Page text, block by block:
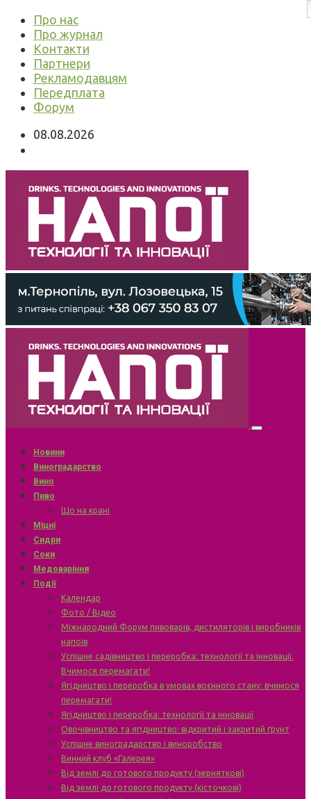
Про нас
Про журнал
Контакти
Партнери
Рекламодавцям
Передплата
Форум
08.08.2026
Новини
Виноградарство
Вино
Пиво
Що на крані
Міцні
Сидри
Соки
Медоваріння
Події
Календар
Фото / Відео
Міжнародний Форум пивоварів, дистиляторів і виробників
напоїв
Успішне садівництво і переробка: технології та інновації.
Вчимося перемагати!
Ягідництво і переробка в умовах воєнного стану: вчимося
перемагати!
Ягідництво і переробка: технології та інновації
Овочівництво та ягідництво: відкритий і закритий ґрунт
Успішне виноградарство і виноробство
Винний клуб «Галерея»
Від землі до готового продукту (зерняткові)
Від землі до готового продукту (кісточкові)